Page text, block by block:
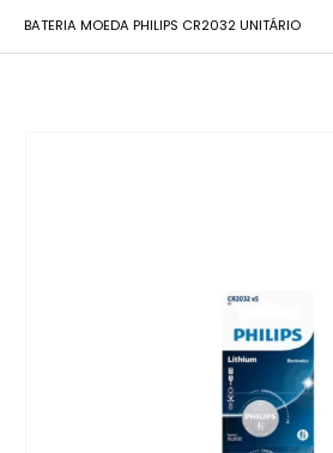
BATERIA MOEDA PHILIPS CR2032 UNITÁRIO